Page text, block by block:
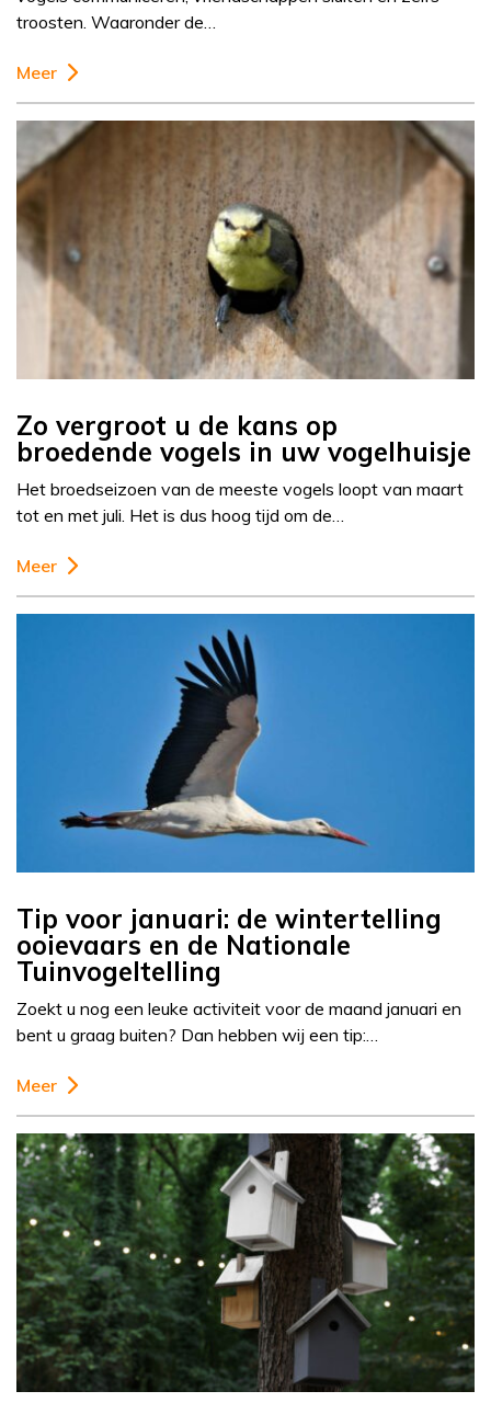
troosten. Waaronder de…
Meer
Zo vergroot u de kans op
broedende vogels in uw vogelhuisje
Het broedseizoen van de meeste vogels loopt van maart
tot en met juli. Het is dus hoog tijd om de…
Meer
Tip voor januari: de wintertelling
ooievaars en de Nationale
Tuinvogeltelling
Zoekt u nog een leuke activiteit voor de maand januari en
bent u graag buiten? Dan hebben wij een tip:…
Meer